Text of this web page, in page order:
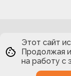
Этот сайт
Продолжая
на работу с